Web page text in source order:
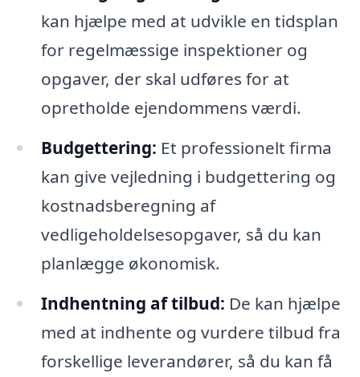
kan hjælpe med at udvikle en tidsplan
for regelmæssige inspektioner og
opgaver, der skal udføres for at
opretholde ejendommens værdi.
Budgettering: Et professionelt firma
kan give vejledning i budgettering og
kostnadsberegning af
vedligeholdelsesopgaver, så du kan
planlægge økonomisk.
Indhentning af tilbud: De kan hjælpe
med at indhente og vurdere tilbud fra
forskellige leverandører, så du kan få